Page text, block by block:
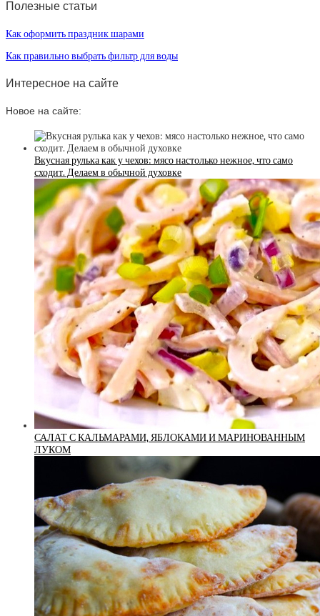
Полезные статьи
Как оформить праздник шарами
Как правильно выбрать фильтр для воды
Интересное на сайте
Новое на сайте:
Вкусная рулька как у чехов: мясо настолько нежное, что само
сходит. Делаем в обычной духовке
САЛАТ С КАЛЬМАРАМИ, ЯБЛОКАМИ И МАРИНОВАННЫМ
ЛУКОМ